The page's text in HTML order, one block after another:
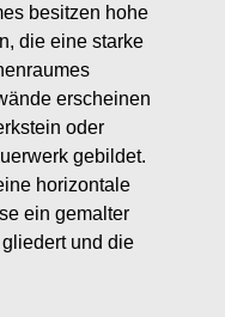
besitzen hohe
die eine starke
erscheinen
oder
gebildet.
horizontale
ein gemalter
und die